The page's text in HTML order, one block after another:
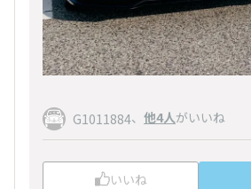
G1011884、 他4人がいいね
いいね